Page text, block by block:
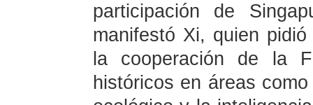
participación de
manifestó Xi, quien
la cooperación de la
históricos en áreas